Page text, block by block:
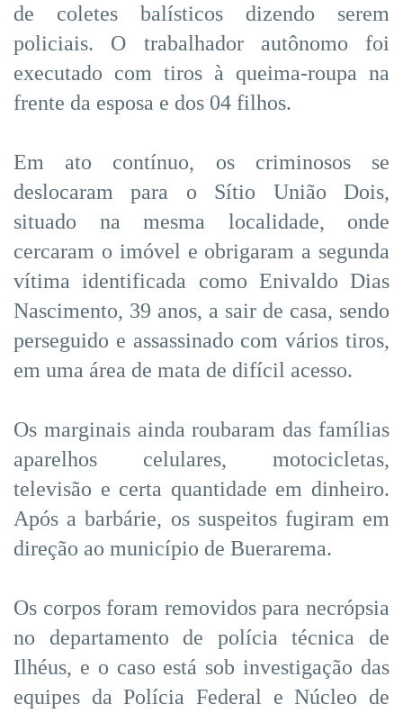
de coletes balísticos dizendo serem
policiais. O trabalhador autônomo foi
executado com tiros à queima-roupa na
frente da esposa e dos 04 filhos.
Em ato contínuo, os criminosos se
deslocaram para o Sítio União Dois,
situado na mesma localidade, onde
cercaram o imóvel e obrigaram a segunda
vítima identificada como Enivaldo Dias
Nascimento, 39 anos, a sair de casa, sendo
perseguido e assassinado com vários tiros,
em uma área de mata de difícil acesso.
Os marginais ainda roubaram das famílias
aparelhos celulares, motocicletas,
televisão e certa quantidade em dinheiro.
Após a barbárie, os suspeitos fugiram em
direção ao município de Buerarema.
Os corpos foram removidos para necrópsia
no departamento de polícia técnica de
Ilhéus, e o caso está sob investigação das
equipes da Polícia Federal e Núcleo de